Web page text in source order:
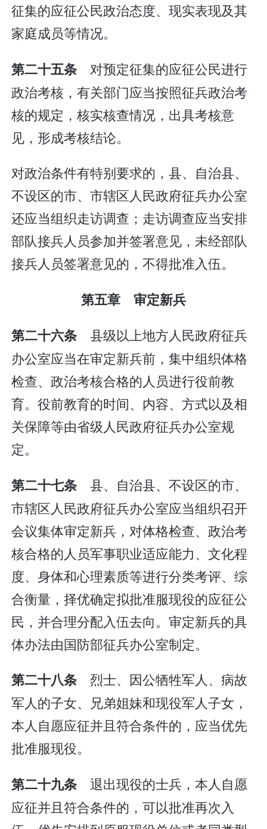
征集的应征公民政治态度、现实表现及其
家庭成员等情况。
第二十五条 对预定征集的应征公民进行
政治考核，有关部门应当按照征兵政治考
核的规定，核实核查情况，出具考核意
见，形成考核结论。
对政治条件有特别要求的，县、自治县、
不设区的市、市辖区人民政府征兵办公室
还应当组织走访调查；走访调查应当安排
部队接兵人员参加并签署意见，未经部队
接兵人员签署意见的，不得批准入伍。
第五章 审定新兵
第二十六条 县级以上地方人民政府征兵
办公室应当在审定新兵前，集中组织体格
检查、政治考核合格的人员进行役前教
育。役前教育的时间、内容、方式以及相
关保障等由省级人民政府征兵办公室规
定。
第二十七条 县、自治县、不设区的市、
市辖区人民政府征兵办公室应当组织召开
会议集体审定新兵，对体格检查、政治考
核合格的人员军事职业适应能力、文化程
度、身体和心理素质等进行分类考评、综
合衡量，择优确定拟批准服现役的应征公
民，并合理分配入伍去向。审定新兵的具
体办法由国防部征兵办公室制定。
第二十八条 烈士、因公牺牲军人、病故
军人的子女、兄弟姐妹和现役军人子女，
本人自愿应征并且符合条件的，应当优先
批准服现役。
第二十九条 退出现役的士兵，本人自愿
应征并且符合条件的，可以批准再次入